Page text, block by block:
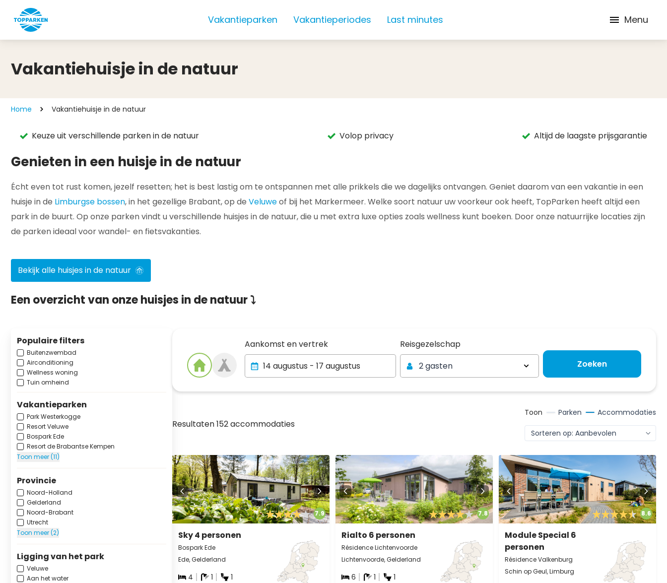
Vakantieparken Vakantieperiodes Last minutes Menu
Vakantiehuisje in de natuur
Home Vakantiehuisje in de natuur
Keuze uit verschillende parken in de natuur Volop privacy Altijd de laagste prijsgarantie
Genieten in een huisje in de natuur
Écht even tot rust komen, jezelf resetten; het is best lastig om te ontspannen met alle prikkels die we dagelijks ontvangen. Geniet daarom van een vakantie in een
huisje in de Limburgse bossen, in het gezellige Brabant, op de Veluweof bij het Markermeer. Welke soort natuur uw voorkeur ook heeft, TopParken heeft altijd een
park in de buurt. Op onze parken vindt u verschillende huisjes in de natuur, die u met extra luxe opties zoals wellness kunt boeken. Door onze natuurrijke locaties zijn
de parken ideaal voor wandel- en fietsvakanties.
Bekijk alle huisjes in de natuur
Een overzicht van onze huisjes in de natuur ⤵
Populaire filters
Buitenzwembad
Airconditioning
Wellness woning
Tuin omheind
Vakantieparken
Park Westerkogge
Resort Veluwe
Bospark Ede
Resort de Brabantse Kempen
Toon meer (11)
Provincie
Noord-Holland
Gelderland
Noord-Brabant
Utrecht
Toon meer (2)
Ligging van het park
Veluwe
Aan het water
Aankomst en vertrek Reisgezelschap
Reisgezelschap
2 gasten
Zoeken
Resultaten 152 accommodaties
Toon Parken Accommodaties
7.9
Sky 4 personen
Bospark Ede
Ede, Gelderland
4 1 1
7.8
Rialto 6 personen
Résidence Lichtenvoorde
Lichtenvoorde, Gelderland
6 1 1
8.6
Module Special 6
personen
Résidence Valkenburg
Schin op Geul, Limburg